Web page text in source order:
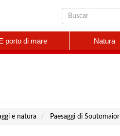
porto di mare Natura
e natura Paesaggi di Soutomaior